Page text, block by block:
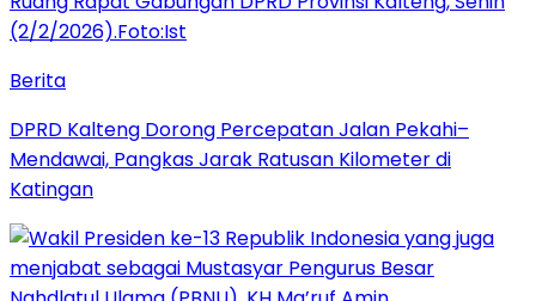
Berita
DPRD Kalteng Dorong Percepatan Jalan Pekahi–
Mendawai, Pangkas Jarak Ratusan Kilometer di
Katingan